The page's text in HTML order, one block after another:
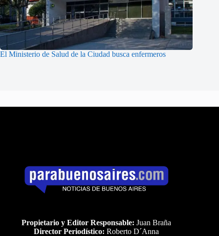
El Ministerio de Salud de la Ciudad busca enfermeros
Propietario y Editor Responsable: Juan Braña
Director Periodístico: Roberto D´Anna